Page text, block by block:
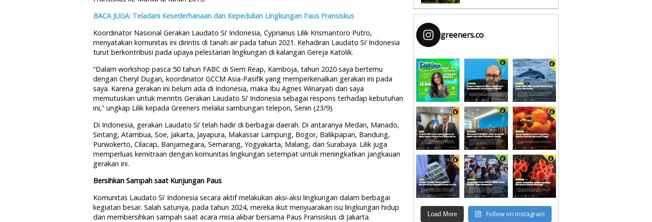
BACA JUGA: Teladani Kesederhanaan dan Kepedulian Lingkungan Paus Fransiskus
Koordinator Nasional Gerakan Laudato Si’ Indonesia, Cyprianus Lilik Krismantoro Putro,
menyatakan komunitas ini dirintis di tanah air pada tahun 2021. Kehadiran Laudato Si’ Indonesia
turut berkontribusi pada upaya pelestarian lingkungan di kalangan Gereja Katolik.
“Dalam workshop pasca 50 tahun FABC di Siem Reap, Kamboja, tahun 2020 saya bertemu
dengan Cheryl Dugan, koordinator GCCM Asia-Pasifik yang memperkenalkan gerakan ini pada
saya. Karena gerakan ini belum ada di Indonesia, maka Ibu Agnes Winaryati dan saya
memutuskan untuk merintis Gerakan Laudato Si’ Indonesia sebagai respons terhadap kebutuhan
ini,” ungkap Lilik kepada Greeners melalui sambungan telepon, Senin (23/9).
Di Indonesia, gerakan Laudato Si’ telah hadir di berbagai daerah. Di antaranya Medan, Manado,
Sintang, Atambua, Soe, Jakarta, Jayapura, Makassar Lampung, Bogor, Balikpapan, Bandung,
Purwokerto, Cilacap, Banjarnegara, Semarang, Yogyakarta, Malang, dan Surabaya. Lilik juga
memperluas kemitraan dengan komunitas lingkungan setempat untuk meningkatkan jangkauan
gerakan ini.
Bersihkan Sampah saat Kunjungan Paus
Komunitas Laudato Si’ Indonesia secara aktif melakukan aksi-aksi lingkungan dalam berbagai
kegiatan besar. Salah satunya, pada tahun 2024, mereka ikut menyuarakan isu lingkungan hidup
dan membersihkan sampah saat acara misa akbar bersama Paus Fransiskus di Jakarta.
greeners.co
Load More Follow on Instagram